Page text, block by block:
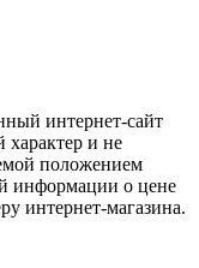
интернет-сайт
и не
положением
информации о цене
интернет-магазина.